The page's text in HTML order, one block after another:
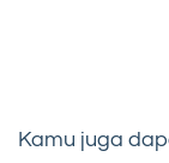
Kamu juga